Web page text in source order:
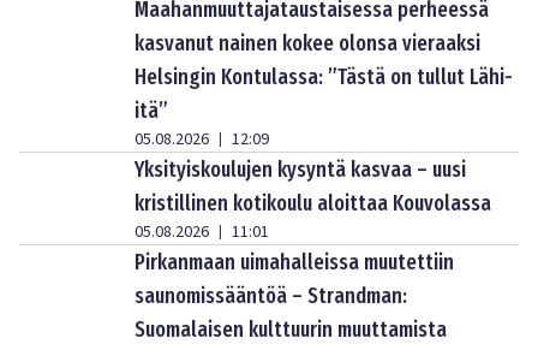
Maahanmuuttajataustaisessa perheessä
kasvanut nainen kokee olonsa vieraaksi
Helsingin Kontulassa: ”Tästä on tullut Lähi-
itä”
05.08.2026 | 12:09
Yksityiskoulujen kysyntä kasvaa – uusi
kristillinen kotikoulu aloittaa Kouvolassa
05.08.2026 | 11:01
Pirkanmaan uimahalleissa muutettiin
saunomissääntöä – Strandman:
Suomalaisen kulttuurin muuttamista